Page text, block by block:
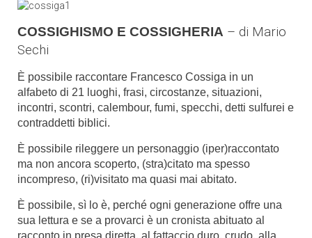
COSSIGHISMO E COSSIGHERIA – di Mario
Sechi
È possibile raccontare Francesco Cossiga in un
alfabeto di 21 luoghi, frasi, circostanze, situazioni,
incontri, scontri, calembour, fumi, specchi, detti sulfurei e
contraddetti biblici.
È possibile rileggere un personaggio (iper)raccontato
ma non ancora scoperto, (stra)citato ma spesso
incompreso, (ri)visitato ma quasi mai abitato.
È possibile, sì lo è, perché ogni generazione offre una
sua lettura e se a provarci è un cronista abituato al